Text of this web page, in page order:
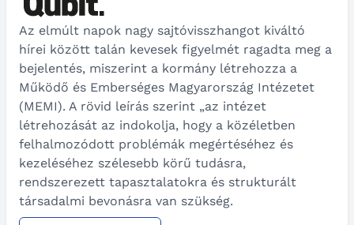
Az elmúlt napok nagy sajtóvisszhangot kiváltó
hírei között talán kevesek figyelmét ragadta meg a
bejelentés, miszerint a kormány létrehozza a
Működő és Emberséges Magyarország Intézetet
(MEMI). A rövid leírás szerint „az intézet
létrehozását az indokolja, hogy a közéletben
felhalmozódott problémák megértéséhez és
kezeléséhez szélesebb körű tudásra,
rendszerezett tapasztalatokra és strukturált
társadalmi bevonásra van szükség.